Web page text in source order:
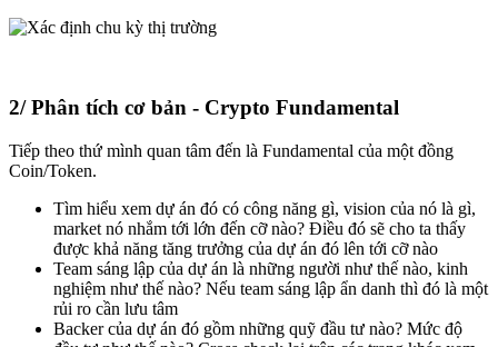
2/ Phân tích cơ bản - Crypto Fundamental
Tiếp theo thứ mình quan tâm đến là Fundamental của một đồng
Coin/Token.
Tìm hiểu xem dự án đó có công năng gì, vision của nó là gì,
market nó nhắm tới lớn đến cỡ nào? Điều đó sẽ cho ta thấy
được khả năng tăng trưởng của dự án đó lên tới cỡ nào
Team sáng lập của dự án là những người như thế nào, kinh
nghiệm như thế nào? Nếu team sáng lập ẩn danh thì đó là một
rủi ro cần lưu tâm
Backer của dự án đó gồm những quỹ đầu tư nào? Mức độ